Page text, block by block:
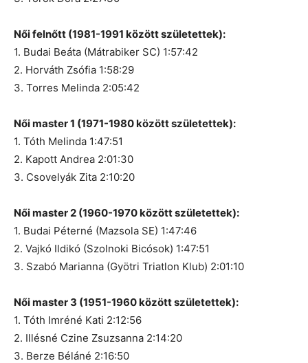
Női felnőtt (1981-1991 között születettek):
1. Budai Beáta (Mátrabiker SC) 1:57:42
2. Horváth Zsófia 1:58:29
3. Torres Melinda 2:05:42
Női master 1 (1971-1980 között születettek):
1. Tóth Melinda 1:47:51
2. Kapott Andrea 2:01:30
3. Csovelyák Zita 2:10:20
Női master 2 (1960-1970 között születettek):
1. Budai Péterné (Mazsola SE) 1:47:46
2. Vajkó Ildikó (Szolnoki Bicósok) 1:47:51
3. Szabó Marianna (Gyötri Triatlon Klub) 2:01:10
Női master 3 (1951-1960 között születettek):
1. Tóth Imréné Kati 2:12:56
2. Illésné Czine Zsuzsanna 2:14:20
3. Berze Béláné 2:16:50